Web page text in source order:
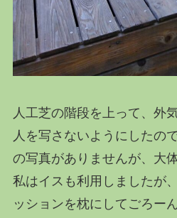
人工芝の階段を上って、外
人を写さないようにしたの
の写真がありませんが、大
私はイスも利用しましたが
ッションを枕にしてごろー